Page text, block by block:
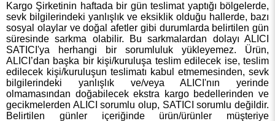
Kargo Şirketinin haftada bir gün teslimat yaptığı bölgelerde,
sevk bilgilerindeki yanlışlık ve eksiklik olduğu hallerde, bazı
sosyal olaylar ve doğal afetler gibi durumlarda belirtilen gün
süresinde sarkma olabilir. Bu sarkmalardan dolayı ALICI
SATICI'ya herhangi bir sorumluluk yükleyemez. Ürün,
ALICI’dan başka bir kişi/kuruluşa teslim edilecek ise, teslim
edilecek kişi/kuruluşun teslimatı kabul etmemesinden, sevk
bilgilerindeki yanlışlık ve/veya ALICI'nın yerinde
olmamasından doğabilecek ekstra kargo bedellerinden ve
gecikmelerden ALICI sorumlu olup, SATICI sorumlu değildir.
Belirtilen günler içeriğinde ürün/ürünler müşteriye